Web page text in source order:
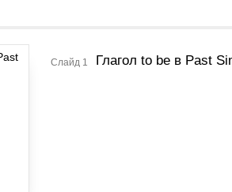
Слайд 1 Глагол to be в Past